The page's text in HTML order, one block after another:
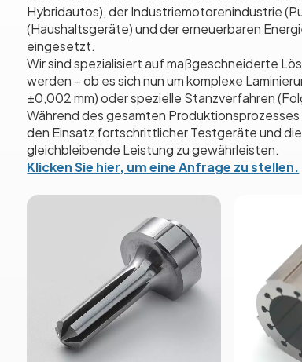
Hybridautos), der Industriemotorenindustrie
(Haushaltsgeräte) und der erneuerbaren
eingesetzt.
Wir sind spezialisiert auf maßgeschneiderte
werden – ob es sich nun um komplexe
±0,002 mm) oder spezielle Stanzverfahren
Während des gesamten
den Einsatz fortschrittlicher Testgeräte und
gleichbleibende Leistung zu gewährleisten.
Klicken Sie hier, um eine Anfrage zu stellen.